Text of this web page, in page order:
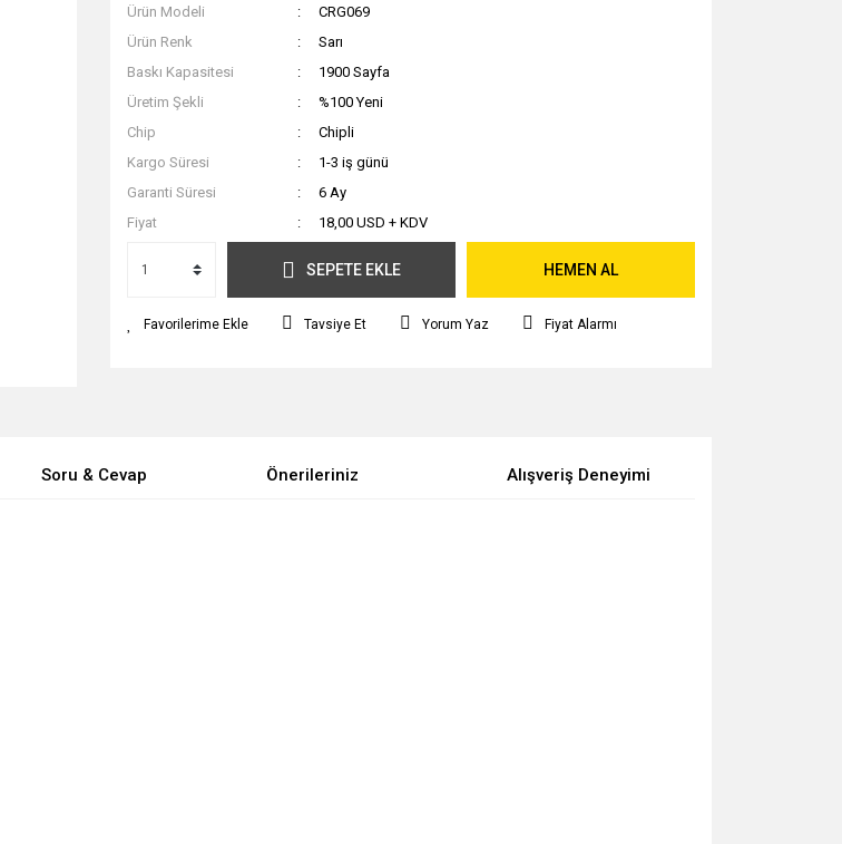
Ürün Modeli
CRG069
Ürün Renk
Sarı
Baskı Kapasitesi
1900 Sayfa
Üretim Şekli
%100 Yeni
Chip
Chipli
Kargo Süresi
1-3 iş günü
Garanti Süresi
6 Ay
Fiyat
18,00 USD + KDV
SEPETE EKLE HEMEN AL
Tavsiye Et Yorum Yaz Fiyat Alarmı
Soru & Cevap Önerileriniz Alışveriş Deneyimi